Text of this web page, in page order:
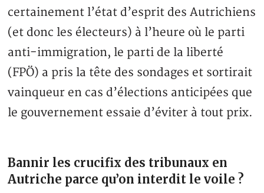
certainement l’état d’esprit des Autrichiens
(et donc les électeurs) à l’heure où le parti
anti-immigration, le parti de la liberté
(FPÖ) a pris la tête des sondages et sortirait
vainqueur en cas d’élections anticipées que
le gouvernement essaie d’éviter à tout prix.
Bannir les crucifix des tribunaux en
Autriche parce qu’on interdit le voile ?